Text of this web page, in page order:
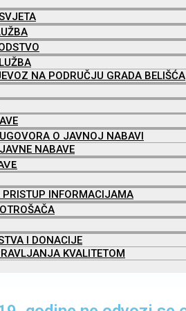
NA PODRUČJU GRADA BELIŠĆA
O JAVNOJ NABAVI
NABAVE
PRISTUP INFORMACIJAMA
I DONACIJE
KVALITETOM